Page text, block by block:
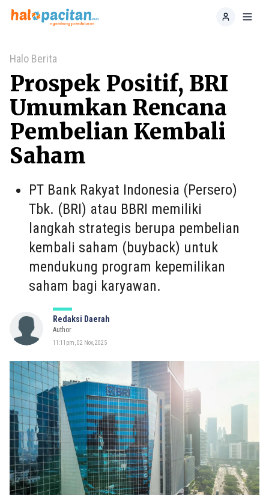
Home
Halo Berita
Prospek Positif, BRI
Umumkan Rencana
Pembelian Kembali
Saham
PT Bank Rakyat Indonesia (Persero)
Tbk. (BRI) atau BBRI memiliki
langkah strategis berupa pembelian
kembali saham (buyback) untuk
mendukung program kepemilikan
saham bagi karyawan.
Redaksi Daerah
Author
11:11pm, 02 Nov, 2025